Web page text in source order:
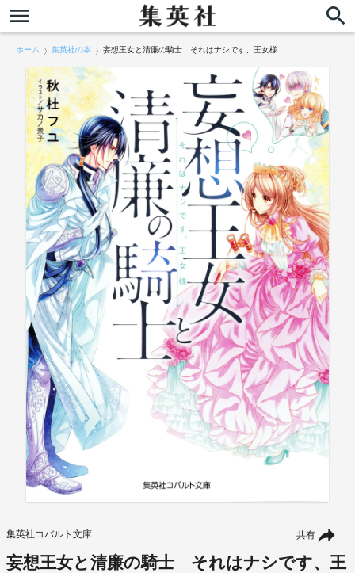
ホーム 集英社の本 妄想王女と清廉の騎士 それはナシです、王女様
共有
集英社コバルト文庫
妄想王女と清廉の騎士 それはナシです、王